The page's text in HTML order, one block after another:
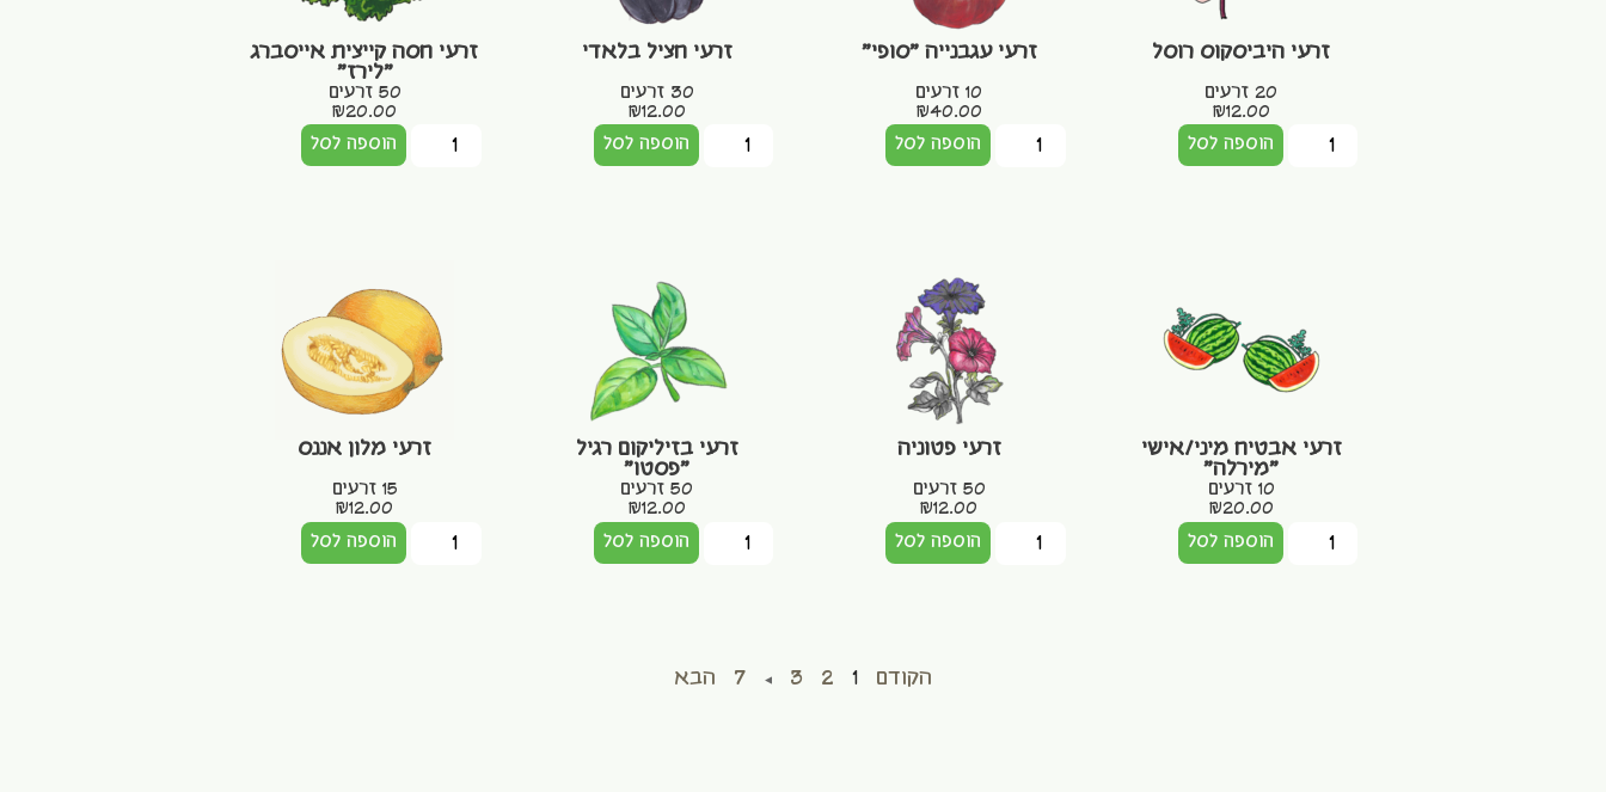
זרעי היביסקוס רוסל
20 זרעים
₪12.00
הוספה לסל
זרעי עגבנייה "סופי"
10 זרעים
₪40.00
הוספה לסל
זרעי חציל בלאדי
30 זרעים
₪12.00
הוספה לסל
זרעי חסה קייצית אייסברג
"לירז"
50 זרעים
₪20.00
הוספה לסל
זרעי אבטיח מיני/אישי
"מירלה"
10 זרעים
₪20.00
הוספה לסל
זרעי פטוניה
50 זרעים
₪12.00
הוספה לסל
זרעי בזיליקום רגיל
"פסטו"
50 זרעים
₪12.00
הוספה לסל
זרעי מלון אננס
15 זרעים
₪12.00
הוספה לסל
הקודם 1
2
3
…
7 הבא